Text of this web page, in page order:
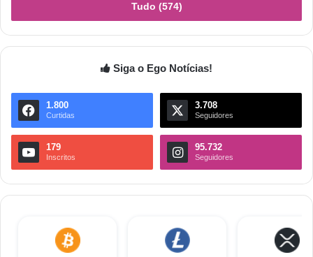
Tudo (574)
Siga o Ego Notícias!
1.800
Curtidas
3.708
Seguidores
179
Inscritos
95.732
Seguidores